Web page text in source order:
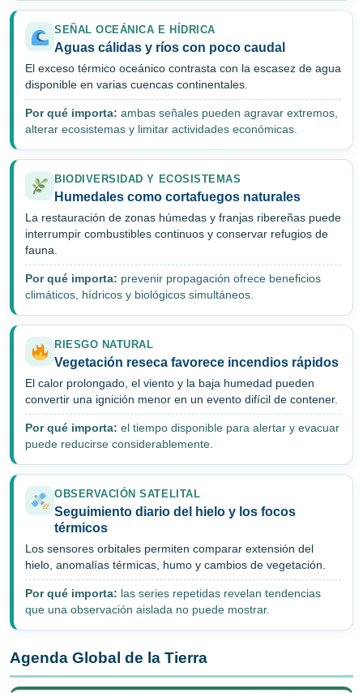
SEÑAL OCEÁNICA E HÍDRICA
Aguas cálidas y ríos con poco caudal
El exceso térmico oceánico contrasta con la escasez de agua
disponible en varias cuencas continentales.
Por qué importa: ambas señales pueden agravar extremos,
alterar ecosistemas y limitar actividades económicas.
BIODIVERSIDAD Y ECOSISTEMAS
Humedales como cortafuegos naturales
La restauración de zonas húmedas y franjas ribereñas puede
interrumpir combustibles continuos y conservar refugios de
fauna.
Por qué importa: prevenir propagación ofrece beneficios
climáticos, hídricos y biológicos simultáneos.
RIESGO NATURAL
Vegetación reseca favorece incendios rápidos
El calor prolongado, el viento y la baja humedad pueden
convertir una ignición menor en un evento difícil de contener.
Por qué importa: el tiempo disponible para alertar y evacuar
puede reducirse considerablemente.
OBSERVACIÓN SATELITAL
Seguimiento diario del hielo y los focos
térmicos
Los sensores orbitales permiten comparar extensión del
hielo, anomalías térmicas, humo y cambios de vegetación.
Por qué importa: las series repetidas revelan tendencias
que una observación aislada no puede mostrar.
Agenda Global de la Tierra